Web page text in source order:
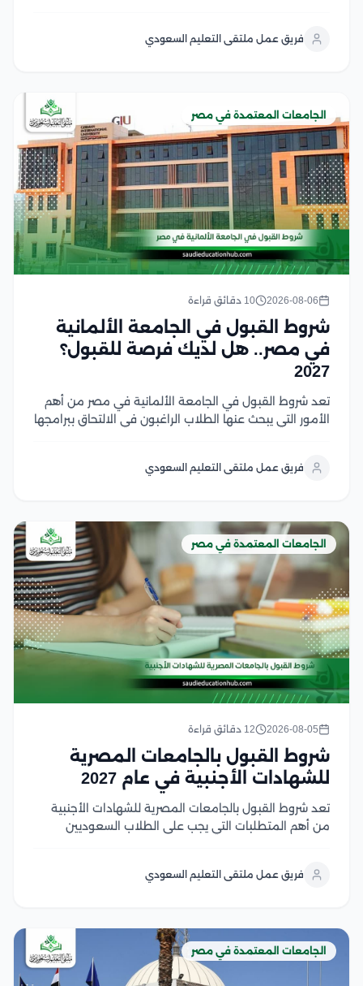
المطلوبة، والالتزام بالضوابط التي يحددها المعهد والجهات
فريق عمل ملتقى التعليم السعودي
الجامعات المعتمدة في مصر
2026-08-06 10 دقائق قراءة
شروط القبول في الجامعة الألمانية
في مصر.. هل لديك فرصة للقبول؟
2027
تعد شروط القبول في الجامعة الألمانية في مصر من أهم
الأمور التي يبحث عنها الطلاب الراغبون في الالتحاق ببرامجها
المطلوبة، واستيفاء معايير القبول، وتقديم المستندات
فريق عمل ملتقى التعليم السعودي
الجامعات المعتمدة في مصر
2026-08-05 12 دقائق قراءة
شروط القبول بالجامعات المصرية
للشهادات الأجنبية في عام 2027
تعد شروط القبول بالجامعات المصرية للشهادات الأجنبية
من أهم المتطلبات التي يجب على الطلاب السعوديين
الشهادة، واستيفاء المواد المؤهلة، وتحقيق متطلبات
فريق عمل ملتقى التعليم السعودي
الجامعات المعتمدة في مصر